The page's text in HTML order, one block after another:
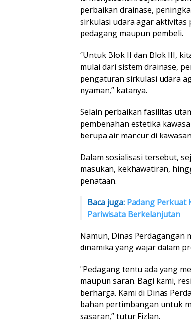
perbaikan drainase,
sirkulasi udara agar aktivitas
pedagang maupun pembeli.
“Untuk Blok II dan Blok III,
mulai dari sistem drainase,
pengaturan sirkulasi udara
nyaman,” katanya.
Selain perbaikan fasilitas
pembenahan estetika
berupa air mancur di
Dalam sosialisasi tersebut,
masukan, kekhawatiran,
penataan.
Baca juga: Padang Perkuat
Pariwisata Berkelanjutan
Namun, Dinas Perdagangan
dinamika yang wajar dalam
"Pedagang tentu ada yang
maupun saran. Bagi kami,
berharga. Kami di Dinas
bahan pertimbangan untuk
sasaran,” tutur Fizlan.